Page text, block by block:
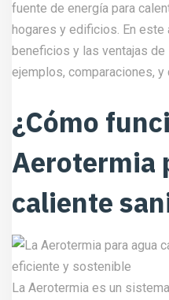
fuente de energía para
hogares y edificios. En
beneficios y las ventajas
ejemplos, comparaciones,
¿Cómo
Aerotermia
caliente
La Aerotermia es un